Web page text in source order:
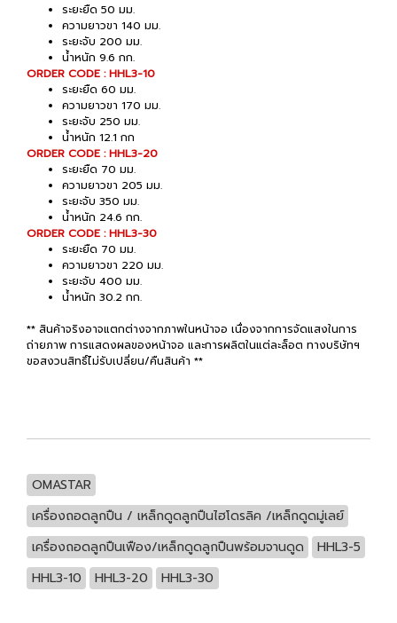
ระยะยืด 50 มม.
ความยาวขา 140 มม.
ระยะจับ 200 มม.
น้ำหนัก 9.6 กก.
ORDER CODE : HHL3-10
ระยะยืด 60 มม.
ความยาวขา 170 มม.
ระยะจับ 250 มม.
น้ำหนัก 12.1 กก
ORDER CODE : HHL3-20
ระยะยืด 70 มม.
ความยาวขา 205 มม.
ระยะจับ 350 มม.
น้ำหนัก 24.6 กก.
ORDER CODE : HHL3-30
ระยะยืด 70 มม.
ความยาวขา 220 มม.
ระยะจับ 400 มม.
น้ำหนัก 30.2 กก.
** สินค้าจริงอาจแตกต่างจากภาพในหน้าจอ เนื่องจากการจัดแสงในการ
ถ่ายภาพ การแสดงผลของหน้าจอ และการผลิตในแต่ละล็อต ทางบริษัทฯ
ขอสงวนสิทธิ์ไม่รับเปลี่ยน/คืนสินค้า **
OMASTAR
เครื่องถอดลูกปืน / เหล็กดูดลูกปืนไฮโดรลิค /เหล็กดูดมู่เลย์
เครื่องถอดลูกปืนเฟือง/เหล็กดูดลูกปืนพร้อมจานดูด
HHL3-5
HHL3-10
HHL3-20 HHL3-30